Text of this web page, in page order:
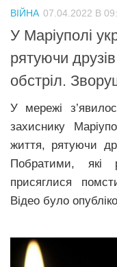
ВІЙНА 07.04.2022 В
У Маріуполі
рятуючи
обстріл.
У мережі
захиснику
життя, рятуючи
Побратими, які
присяглися
Відео було